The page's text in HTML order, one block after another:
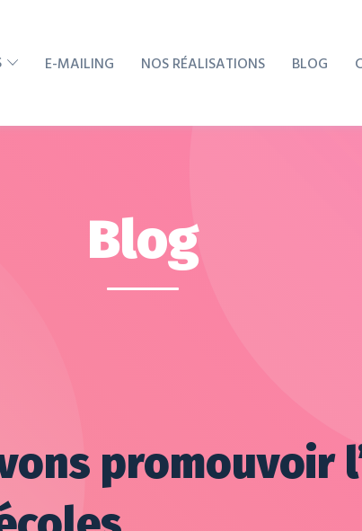
E-MAILING NOS RÉALISATIONS BLOG
Blog
promouvoir